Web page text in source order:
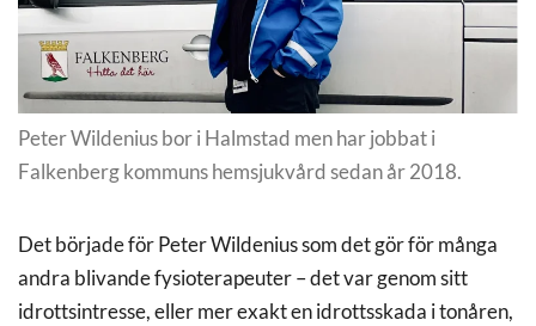
Peter Wildenius bor i Halmstad men har jobbat i
Falkenberg kommuns hemsjukvård sedan år 2018.
Det började för Peter Wildenius som det gör för många
andra blivande fysioterapeuter – det var genom sitt
idrottsintresse, eller mer exakt en idrottsskada i tonåren,